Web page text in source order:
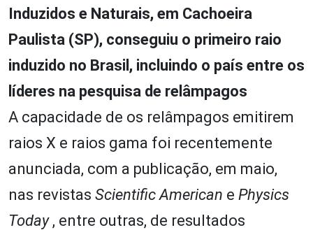
Induzidos e Naturais, em Cachoeira
Paulista (SP), conseguiu o primeiro raio
induzido no Brasil, incluindo o país entre os
líderes na pesquisa de relâmpagos
A capacidade de os relâmpagos emitirem
raios X e raios gama foi recentemente
anunciada, com a publicação, em maio,
nas revistas Scientific American e Physics
Today , entre outras, de resultados